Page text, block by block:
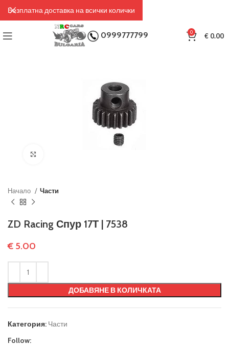
0999777799 0 €0.00
Начало Части
ZD Racing Спур 17Т | 7538
€ 5.00
ДОБАВЯНЕ В КОЛИЧКАТА
Категория: Части
Follow:
Безплатна доставка на всички колички